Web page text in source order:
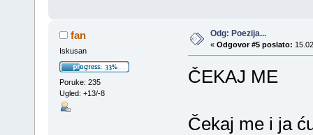
fan
Iskusan
Poruke: 235
Ugled: +13/-8
Odg: Poezija...
« Odgovor #5 poslato:
ČEKAJ ME
Čekaj me i ja